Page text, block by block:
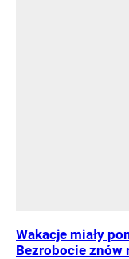
Wakacje miały
Bezrobocie znów